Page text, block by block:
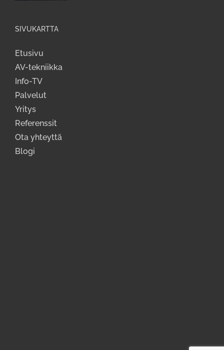
SIVUKARTTA
Etusivu
AV-tekniikka
Info-TV
Palvelut
Yritys
Referenssit
Ota yhteyttä
Blogi